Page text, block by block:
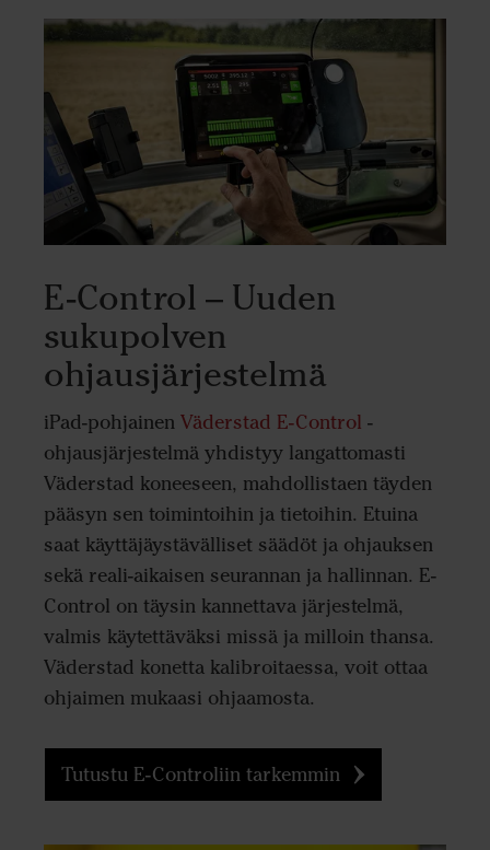
E-Control – Uuden
sukupolven
ohjausjärjestelmä
iPad-pohjainen Väderstad E-Control -
ohjausjärjestelmä yhdistyy langattomasti
Väderstad koneeseen, mahdollistaen täyden
pääsyn sen toimintoihin ja tietoihin. Etuina
saat käyttäjäystävälliset säädöt ja ohjauksen
sekä reali-aikaisen seurannan ja hallinnan. E-
Control on täysin kannettava järjestelmä,
valmis käytettäväksi missä ja milloin thansa.
Väderstad konetta kalibroitaessa, voit ottaa
ohjaimen mukaasi ohjaamosta.
Tutustu E-Controliin tarkemmin